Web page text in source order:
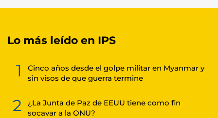
Lo más leído en IPS
1
Cinco años desde el golpe militar en Myanmar y
sin visos de que guerra termine
2
¿La Junta de Paz de EEUU tiene como fin
socavar a la ONU?